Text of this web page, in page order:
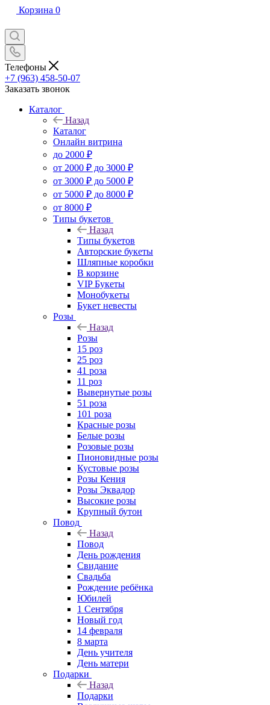
Корзина 0
Телефоны
+7 (963) 458-50-07
Заказать звонок
Каталог
Назад
Каталог
Онлайн витрина
до 2000 ₽
от 2000 ₽ до 3000 ₽
от 3000 ₽ до 5000 ₽
от 5000 ₽ до 8000 ₽
от 8000 ₽
Типы букетов
Назад
Типы букетов
Авторские букеты
Шляпные коробки
В корзине
VIP Букеты
Монобукеты
Букет невесты
Розы
Назад
Розы
15 роз
25 роз
41 роза
11 роз
Вывернутые розы
51 роза
101 роза
Красные розы
Белые розы
Розовые розы
Пионовидные розы
Кустовые розы
Розы Кения
Розы Эквадор
Высокие розы
Крупный бутон
Повод
Назад
Повод
День рождения
Свидание
Свадьба
Рождение ребёнка
Юбилей
1 Сентября
Новый год
14 февраля
8 марта
День учителя
День матери
Подарки
Назад
Подарки